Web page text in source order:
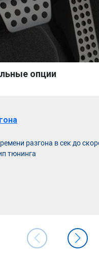
опции
разгона в сек до
тюнинга